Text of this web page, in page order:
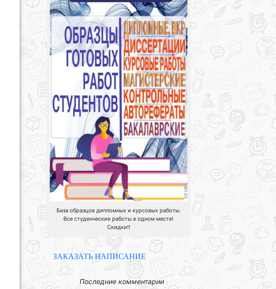
База образцов дипломных и курсовых работы.
Все студенческие работы в одном месте!
Скидки!!
ЗАКАЗАТЬ НАПИСАНИЕ
Последние комментарии